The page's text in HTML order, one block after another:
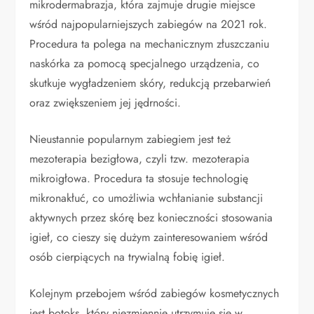
mikrodermabrazja, która zajmuje drugie miejsce
wśród najpopularniejszych zabiegów na 2021 rok.
Procedura ta polega na mechanicznym złuszczaniu
naskórka za pomocą specjalnego urządzenia, co
skutkuje wygładzeniem skóry, redukcją przebarwień
oraz zwiększeniem jej jędrności.
Nieustannie popularnym zabiegiem jest też
mezoterapia bezigłowa, czyli tzw. mezoterapia
mikroigłowa. Procedura ta stosuje technologię
mikronakłuć, co umożliwia wchłanianie substancji
aktywnych przez skórę bez konieczności stosowania
igieł, co cieszy się dużym zainteresowaniem wśród
osób cierpiących na trywialną fobię igieł.
Kolejnym przebojem wśród zabiegów kosmetycznych